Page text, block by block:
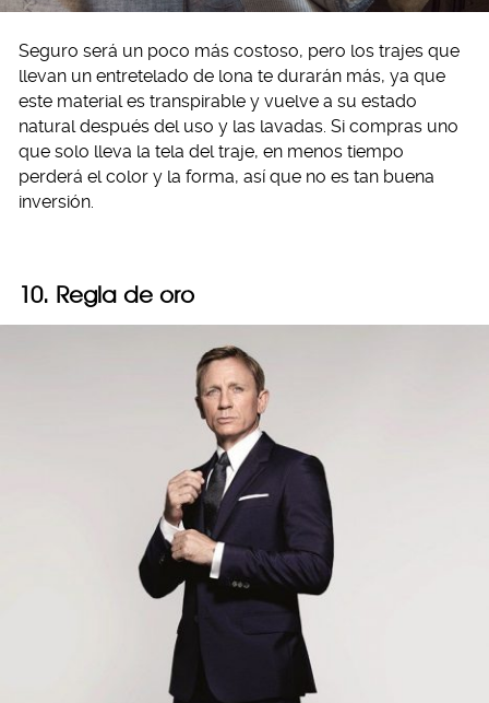
Seguro será un poco más costoso, pero los trajes que
llevan un entretelado de lona te durarán más, ya que
este material es transpirable y vuelve a su estado
natural después del uso y las lavadas. Si compras uno
que solo lleva la tela del traje, en menos tiempo
perderá el color y la forma, así que no es tan buena
inversión.
10. Regla de oro